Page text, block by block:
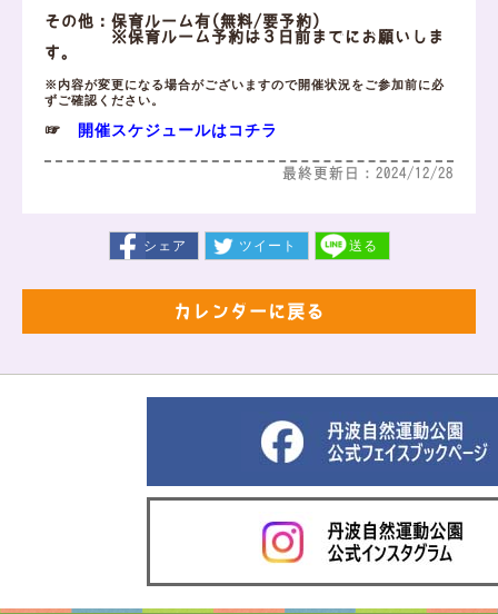
その他：保育ルーム有(無料/要予約)
※保育ルーム予約は３日前までにお願いしま
す。
※内容が変更になる場合がございますので開催状況をご参加前に必
ずご確認ください。
☞ 開催スケジュールはコチラ
最終更新日：2024/12/28
シェア ツイート 送る
カレンダーに戻る